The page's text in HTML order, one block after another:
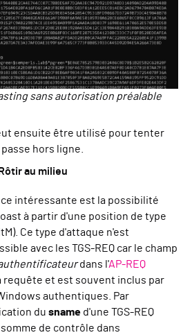
sans autorisation préalable
ensuite être utilisé pour tenter
hors ligne.
au milieu
intéressante est la possibilité
à partir d'une position de type
Ce type d'attaque n'est
avec les TGS-REQ car le champ
dans l'AP-REQ
requête et est souvent inclus par
authentiques. Par
du sname d'une TGS-REQ
de contrôle dans